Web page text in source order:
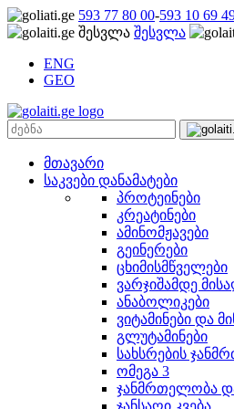
593 77 80 00-593 10 69
შესვლა
ENG
GEO
მთავარი
საკვები დანამატები
პროტეინები
კრეატინები
ამინომჟავები
გეინერები
ცხიმისმწველები
ვარჯიშამდე
ანაბოლიკები
ვიტამინები და
გლუტამინები
სახსრების
ომეგა 3
ჯანმრთელობა
ჯანსაღი კვება